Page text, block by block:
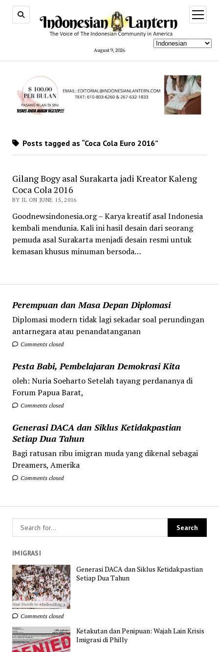
August 9, 2026
open
menu
Perempuan dan Masa Depan Diplomasi
Diplomasi modern tidak lagi sekadar soal perundingan
antarnegara atau penandatanganan
Comments closed
Pesta Babi, Pembelajaran Demokrasi Kita
oleh: Nuria Soeharto Setelah tayang perdananya di
Forum Papua Barat,
Comments closed
Generasi DACA dan Siklus Ketidakpastian
Setiap Dua Tahun
Bagi ratusan ribu imigran muda yang dikenal sebagai
Dreamers, Amerika
Comments closed
Posts tagged as “Coca Cola Euro 2016”
Gilang Bogy asal Surakarta jadi Kreator Kaleng
Coca Cola 2016
BY IL ON JUNE 15, 2016
Goodnewsindonesia.org – Karya kreatif asal Indonesia
kembali mendunia. Kali ini hasil desain dari seorang
pemuda asal Surakarta menjadi desain resmi untuk
kemasan khusus minuman bersoda…
IMIGRASI
Generasi DACA dan Siklus Ketidakpastian
Setiap Dua Tahun
Comments closed
Ketakutan dan Penipuan: Wajah Lain Krisis
Imigrasi di Philly